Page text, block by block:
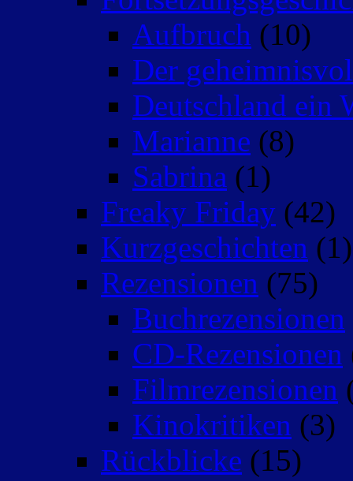
Aufbruch (10)
Der
Deutschland ein
Marianne (8)
Sabrina (1)
Freaky Friday (42)
Kurzgeschichten (1)
Rezensionen (75)
Buchrezensionen
CD-Rezensionen
Filmrezensionen
Kinokritiken (3)
Rückblicke (15)